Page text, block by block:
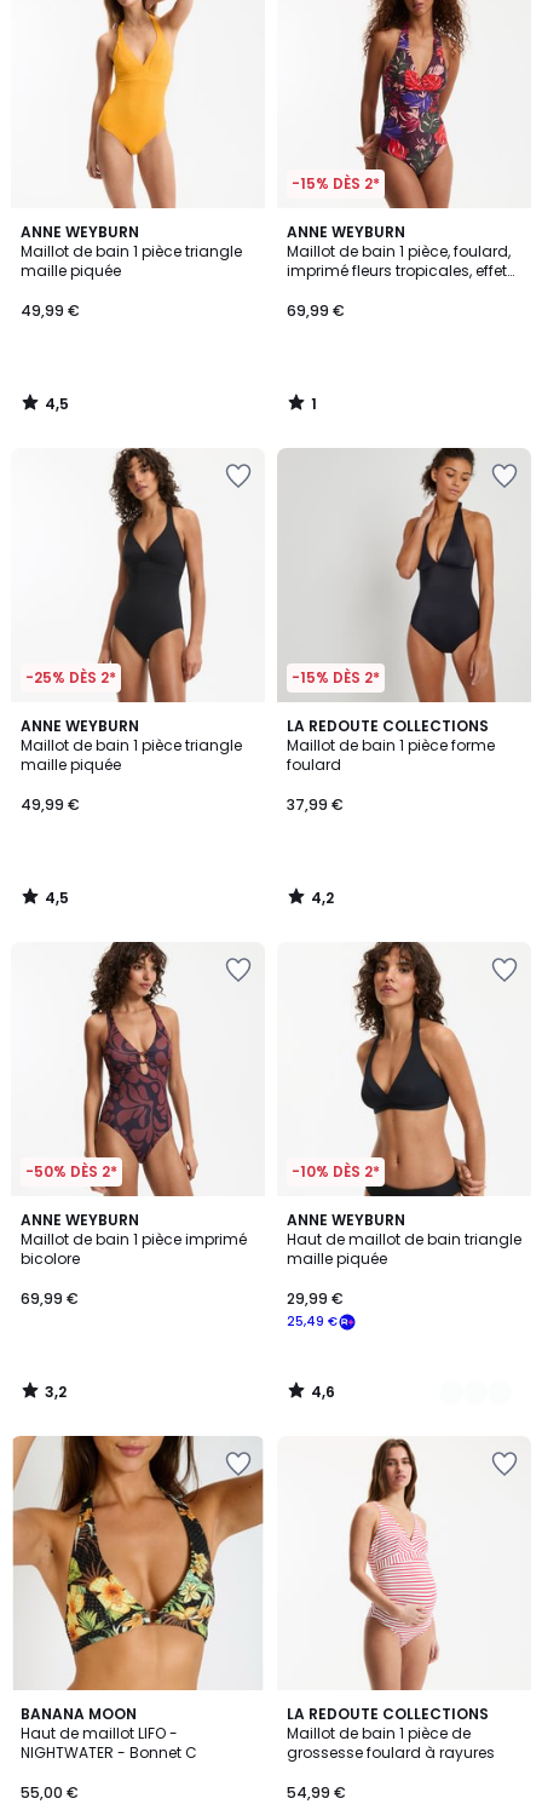
ANNE WEYBURN
Maillot de bain 1 pièce triangle
maille piquée
49,99 €
4,5
/ 5
4,5
/
-15% DÈS 2*
ANNE WEYBURN
Maillot de bain 1 pièce, foulard,
imprimé fleurs tropicales, effet
69,99 €
1
/
5
1
/
-25% DÈS 2*
ANNE WEYBURN
Maillot de bain 1 pièce triangle
maille piquée
49,99 €
4,5
/ 5
4,5
/
-15% DÈS 2*
LA REDOUTE COLLECTIONS
Maillot de bain 1 pièce forme
foulard
37,99 €
4,2
/ 5
4,2
/
-50% DÈS 2*
ANNE WEYBURN
Maillot de bain 1 pièce imprimé
bicolore
69,99 €
3,2
/ 5
3,2
/
-10% DÈS 2*
ANNE WEYBURN
Haut de maillot de bain triangle
maille piquée
25,49 €
29,99 €
4,6
/ 5
2
Couleurs
4,6
/
BANANA MOON
Haut de maillot LIFO -
NIGHTWATER - Bonnet C
55,00 €
LA REDOUTE COLLECTIONS
Maillot de bain 1 pièce de
grossesse foulard à rayures
54,99 €
3,9
/ 5